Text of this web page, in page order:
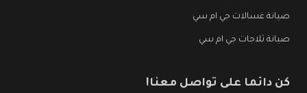
صيانة غسالات جي ام سي
صيانة ثلاجات جي ام سي
كن دائما على تواصل معنا!